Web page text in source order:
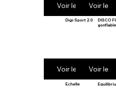
Voir le produit
Voir le
Digi-Sport 2.0
Voir le produit
DISCO
gonflable
Voir le
Echelle